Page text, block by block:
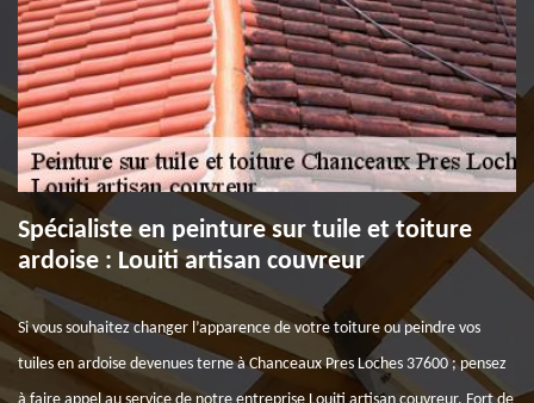
Spécialiste en peinture sur tuile et toiture
ardoise : Louiti artisan couvreur
Si vous souhaitez changer l’apparence de votre toiture ou peindre vos
tuiles en ardoise devenues terne à Chanceaux Pres Loches 37600 ; pensez